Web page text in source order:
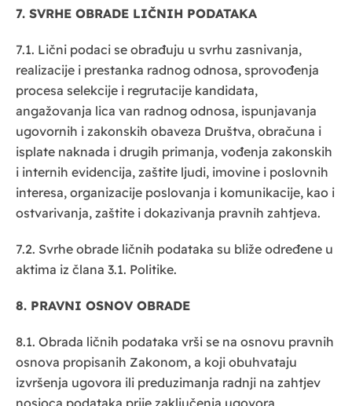
7. SVRHE OBRADE LIČNIH PODATAKA
7.1. Lični podaci se obrađuju u svrhu zasnivanja,
realizacije i prestanka radnog odnosa, sprovođenja
procesa selekcije i regrutacije kandidata,
angažovanja lica van radnog odnosa, ispunjavanja
ugovornih i zakonskih obaveza Društva, obračuna i
isplate naknada i drugih primanja, vođenja zakonskih
i internih evidencija, zaštite ljudi, imovine i poslovnih
interesa, organizacije poslovanja i komunikacije, kao i
ostvarivanja, zaštite i dokazivanja pravnih zahtjeva.
7.2. Svrhe obrade ličnih podataka su bliže određene u
aktima iz člana 3.1. Politike.
8. PRAVNI OSNOV OBRADE
8.1. Obrada ličnih podataka vrši se na osnovu pravnih
osnova propisanih Zakonom, a koji obuhvataju
izvršenja ugovora ili preduzimanja radnji na zahtjev
nosioca podataka prije zaključenja ugovora,